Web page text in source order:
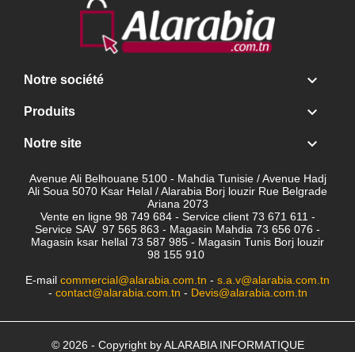
Notre société 
Produits 
Notre site 
Avenue Ali Belhouane 5100 - Mahdia Tunisie / Avenue Hadj
Ali Soua 5070 Ksar Helal / Alarabia Borj louzir Rue Belgrade
Ariana 2073
Vente en ligne 98 749 684 - Service client 73 671 611 -
Service SAV 97 565 863 - Magasin Mahdia 73 656 076 -
Magasin ksar hellal 73 587 985 - Magasin Tunis Borj louzir
98 155 910
E-mail commercial@alarabia.com.tn - s.a.v@alarabia.com.tn
- contact@alarabia.com.tn - Devis@alarabia.com.tn
© 2026 - Copyright by ALARABIA INFORMATIQUE